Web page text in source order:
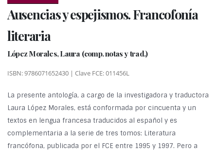
Ausencias y espejismos. Francofonía
literaria
López Morales, Laura (comp. notas y trad.)
ISBN: 9786071652430 | Clave FCE: 011456L
La presente antología, a cargo de la investigadora y traductora
Laura López Morales, está conformada por cincuenta y un
textos en lengua francesa traducidos al español y es
complementaria a la serie de tres tomos: Literatura
francófona, publicada por el FCE entre 1995 y 1997. Pero a